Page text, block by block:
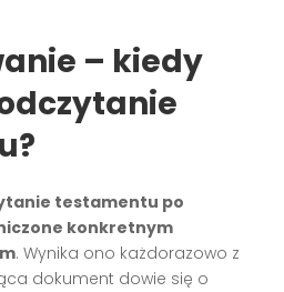
– kiedy
testamentu po
konkretnym
. Wynika ono każdorazowo z
dokument dowie się o